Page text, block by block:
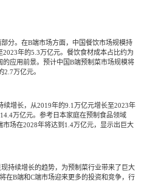
分。在B端市场方面，中国餐饮市场规模持
年的5.3万亿元。餐饮食材成本占比约为
应用前景。预计中国B端预制菜市场规模将
万亿元。
增长，从2019年的9.1万亿元增长至2023年
万亿元。参考日本家庭在预制食品领域
市场在2028年将达到1.4万亿元，显示出巨大
持续增长的趋势，为预制菜行业带来了巨大
在B端和C端市场迎来更多的投资和竞争，行